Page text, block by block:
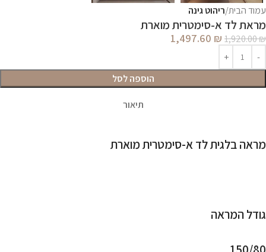
עמוד הבית ריהוט גינה
מראת לד א-סימטרית מוארת
1,920.00₪
1,497.60 ₪
הוספה לסל
תיאור
מראה בלגית לד א-סימטרית מוארת
גודל המראה